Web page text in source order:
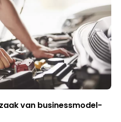
van businessmodel-